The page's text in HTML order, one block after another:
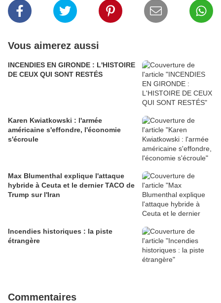
Vous aimerez aussi
INCENDIES EN GIRONDE : L'HISTOIRE
DE CEUX QUI SONT RESTÉS
Karen Kwiatkowski : l'armée
américaine s'effondre, l'économie
s'écroule
Max Blumenthal explique l'attaque
hybride à Ceuta et le dernier TACO de
Trump sur l'Iran
Incendies historiques : la piste
étrangère
Commentaires